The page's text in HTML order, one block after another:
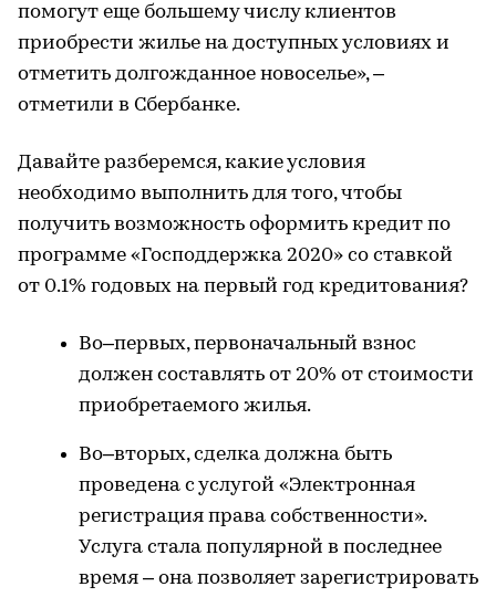
помогут еще большему числу клиентов
приобрести жилье на доступных условиях и
отметить долгожданное новоселье», –
отметили в Сбербанке.
Давайте разберемся, какие условия
необходимо выполнить для того, чтобы
получить возможность оформить кредит по
программе «Господдержка 2020» со ставкой
от 0.1% годовых на первый год кредитования?
Во–первых, первоначальный взнос
должен составлять от 20% от стоимости
приобретаемого жилья.
Во–вторых, сделка должна быть
проведена с услугой «Электронная
регистрация права собственности».
Услуга стала популярной в последнее
время – она позволяет зарегистрировать